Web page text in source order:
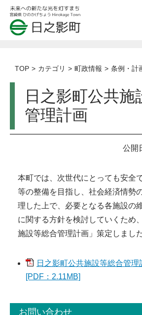
TOP カテゴリ 町政情報 条例・計
日之影町公共施
管理計画
公開
本町では、次世代にとっても安全
等の整備を目指し、社会経済情勢
理した上で、必要となる各施設の
に関する方針を検討していくため
施設等総合管理計画」策定しました
日之影町公共施設等総合管理
[PDF：2.11MB]
お問い合わせ